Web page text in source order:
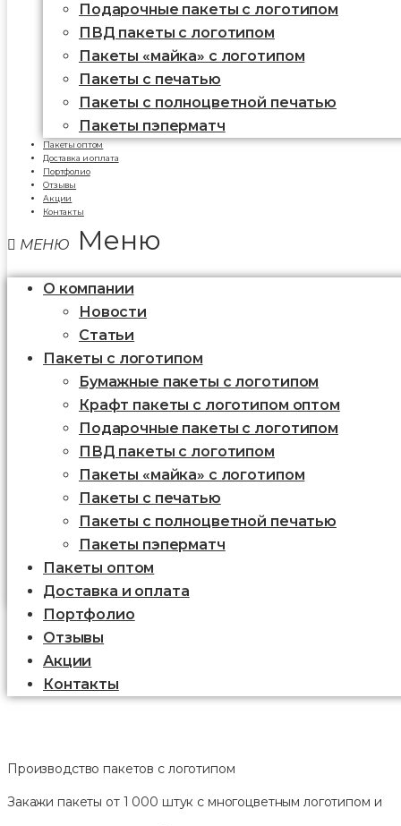
Подарочные пакеты с логотипом
ПВД пакеты с логотипом
Пакеты «майка» с логотипом
Пакеты c печатью
Пакеты с полноцветной печатью
Пакеты пэперматч
Пакеты оптом
Доставка и оплата
Портфолио
Отзывы
Акции
Контакты
Меню
О компании
Новости
Статьи
Пакеты с логотипом
Бумажные пакеты с логотипом
Крафт пакеты с логотипом оптом
Подарочные пакеты с логотипом
ПВД пакеты с логотипом
Пакеты «майка» с логотипом
Пакеты c печатью
Пакеты с полноцветной печатью
Пакеты пэперматч
Пакеты оптом
Доставка и оплата
Портфолио
Отзывы
Акции
Контакты
Производство пакетов с логотипом
Закажи пакеты от 1 000 штук с многоцветным логотипом и